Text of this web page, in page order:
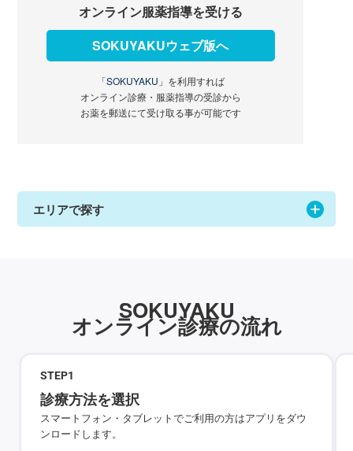
オンライン服薬指導を受ける
SOKUYAKUウェブ版へ
「SOKUYAKU」 を利用すれば
オンライン診療・服薬指導の受診から
お薬を郵送にて受け取る事が可能です
エリアで探す
SOKUYAKU
オンライン診療の流れ
STEP1
診療方法を選択
スマートフォン・タブレットでご利用の方はアプリをダウ
ンロードします。